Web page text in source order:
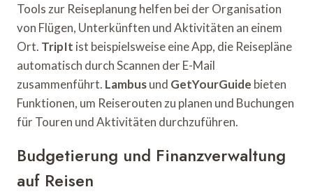
Tools zur Reiseplanung helfen bei der Organisation
von Flügen, Unterkünften und Aktivitäten an einem
Ort. TripIt ist beispielsweise eine App, die Reisepläne
automatisch durch Scannen der E-Mail
zusammenführt. Lambusund GetYourGuide bieten
Funktionen, um Reiserouten zu planen und Buchungen
für Touren und Aktivitäten durchzuführen.
Budgetierung und Finanzverwaltung
auf Reisen